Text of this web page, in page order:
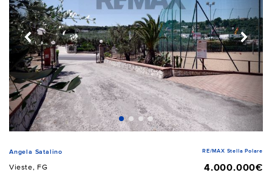
Angela Satalino RE/MAX Stella Polare
Vieste, FG
4.000.000€